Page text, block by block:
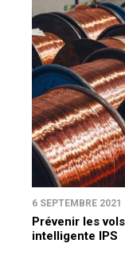
6 SEPTEMBRE 2021
Prévenir les
intelligente IPS